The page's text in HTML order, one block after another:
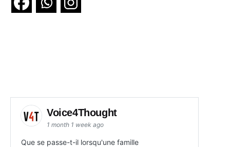
Voice4Thought
1 month 1 week ago
Que se passe-t-il lorsqu'une famille